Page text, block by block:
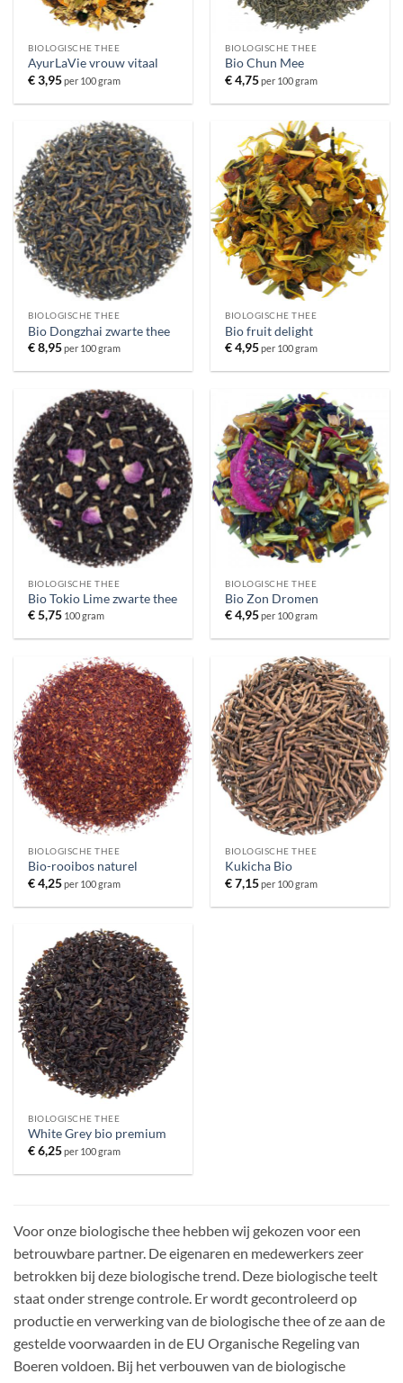
BIOLOGISCHE THEE
AyurLaVie vrouw vitaal
€3,95per 100 gram
BIOLOGISCHE THEE
Bio Chun Mee
€4,75per 100 gram
BIOLOGISCHE THEE
Bio Dongzhai zwarte thee
€8,95per 100 gram
BIOLOGISCHE THEE
Bio fruit delight
€4,95per 100 gram
BIOLOGISCHE THEE
Bio Tokio Lime zwarte thee
€5,75 100 gram
BIOLOGISCHE THEE
Bio Zon Dromen
€4,95per 100 gram
BIOLOGISCHE THEE
Bio-rooibos naturel
€4,25per 100 gram
BIOLOGISCHE THEE
Kukicha Bio
€7,15per 100 gram
BIOLOGISCHE THEE
White Grey bio premium
€6,25per 100 gram
Voor onze biologische thee hebben wij gekozen voor een
betrouwbare partner. De eigenaren en medewerkers zeer
betrokken bij deze biologische trend. Deze biologische teelt
staat onder strenge controle. Er wordt gecontroleerd op
productie en verwerking van de biologische thee of ze aan de
gestelde voorwaarden in de EU Organische Regeling van
Boeren voldoen. Bij het verbouwen van de biologische